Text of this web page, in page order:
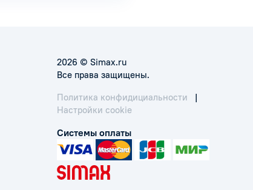
2026 © Simax.ru
Все права защищены.
Политика конфидициальности
|
Настройки cookie
Системы оплаты